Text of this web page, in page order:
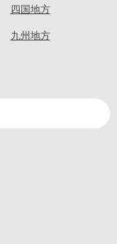
四国地方
九州地方